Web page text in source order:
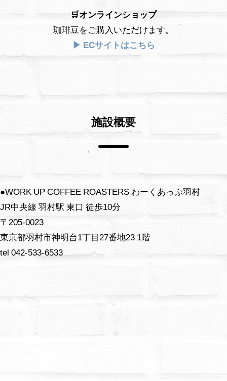
🛒オンラインショップ
珈琲豆をご購入いただけます。
▶ ECサイトはこちら
施設概要
●WORK UP COFFEE ROASTERS わーくあっぷ羽村
JR中央線 羽村駅 東口 徒歩10分
〒205-0023
東京都羽村市神明台1丁目27番地23 1階
tel 042-533-6533